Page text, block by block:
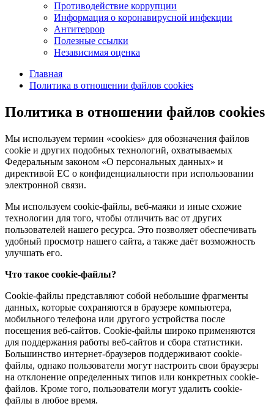
Противодействие коррупции
Информация о коронавирусной инфекции
Антитеррор
Полезные ссылки
Независимая оценка
Главная
Политика в отношении файлов cookies
Политика в отношении файлов cookies
Мы используем термин «cookies» для обозначения файлов
cookie и других подобных технологий, охватываемых
Федеральным законом «О персональных данных» и
директивой ЕС о конфиденциальности при использовании
электронной связи.
Мы используем cookie-файлы, веб-маяки и иные схожие
технологии для того, чтобы отличить вас от других
пользователей нашего ресурса. Это позволяет обеспечивать
удобный просмотр нашего сайта, а также даёт возможность
улучшать его.
Что такое cookie-файлы?
Cookie-файлы представляют собой небольшие фрагменты
данных, которые сохраняются в браузере компьютера,
мобильного телефона или другого устройства после
посещения веб-сайтов. Cookie-файлы широко применяются
для поддержания работы веб-сайтов и сбора статистики.
Большинство интернет-браузеров поддерживают cookie-
файлы, однако пользователи могут настроить свои браузеры
на отклонение определенных типов или конкретных cookie-
файлов. Кроме того, пользователи могут удалить cookie-
файлы в любое время.